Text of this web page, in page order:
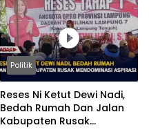
Politik
Reses Ni Ketut Dewi Nadi,
Bedah Rumah Dan Jalan
Kabupaten Rusak